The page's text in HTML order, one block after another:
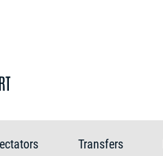
Transfers